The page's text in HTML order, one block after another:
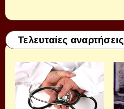
Τελευταίες αναρτήσεις